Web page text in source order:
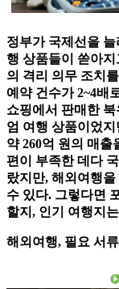
정부가 국제선을
행 상품들이 쏟아
의 격리 의무 조치
예약 건수가 2~4배
쇼핑에서 판매한 북
엄 여행 상품이었지
약 260억 원의 매
편이 부족한 데다
랐지만, 해외여행
수 있다. 그렇다면
할지, 인기 여행지
해외여행, 필요 서